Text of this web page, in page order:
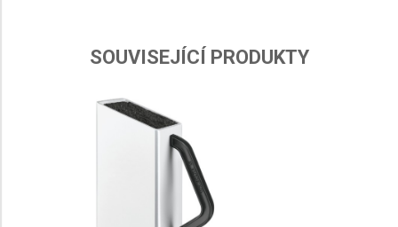
SOUVISEJÍCÍ PRODUKTY